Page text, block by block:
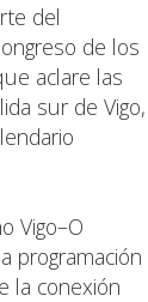
del
de los
aclare las
sur de Vigo,
Vigo–O
programación
la conexión